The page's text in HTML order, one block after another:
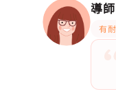
導
有